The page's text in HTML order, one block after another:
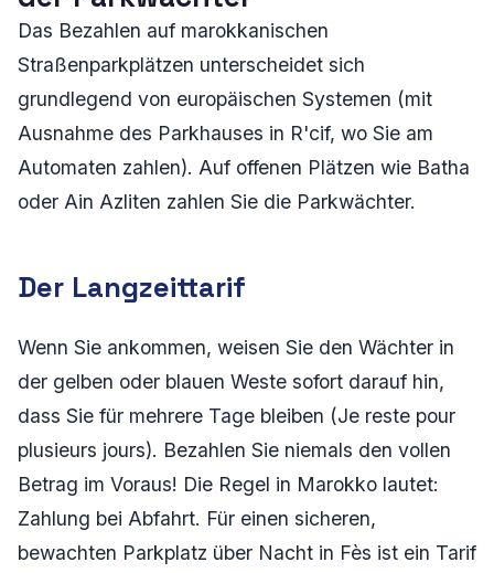
Das Bezahlen auf marokkanischen
Straßenparkplätzen unterscheidet sich
grundlegend von europäischen Systemen (mit
Ausnahme des Parkhauses in R'cif, wo Sie am
Automaten zahlen). Auf offenen Plätzen wie Batha
oder Ain Azliten zahlen Sie die Parkwächter.
Der Langzeittarif
Wenn Sie ankommen, weisen Sie den Wächter in
der gelben oder blauen Weste sofort darauf hin,
dass Sie für mehrere Tage bleiben (Je reste pour
plusieurs jours). Bezahlen Sie niemals den vollen
Betrag im Voraus! Die Regel in Marokko lautet:
Zahlung bei Abfahrt. Für einen sicheren,
bewachten Parkplatz über Nacht in Fès ist ein Tarif